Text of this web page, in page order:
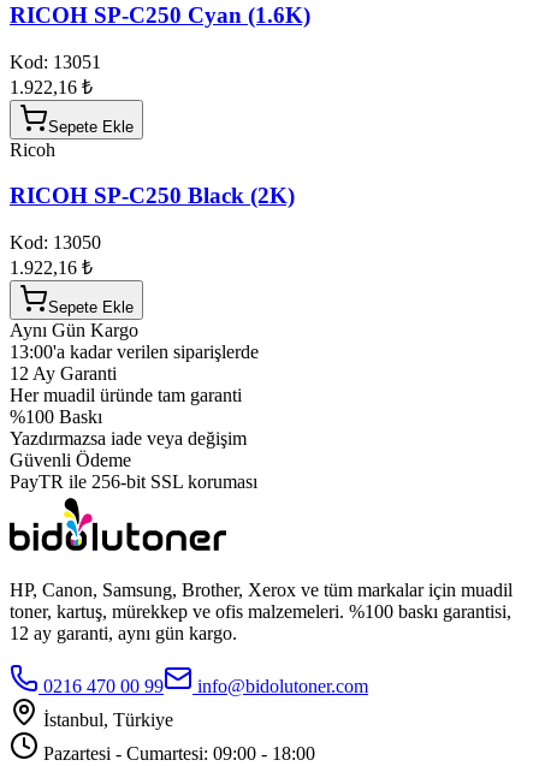
RICOH SP-C250 Cyan (1.6K)
Kod: 13051
1.922,16 ₺
Sepete Ekle
Ricoh
RICOH SP-C250 Black (2K)
Kod: 13050
1.922,16 ₺
Sepete Ekle
Aynı Gün Kargo
13:00'a kadar verilen siparişlerde
12 Ay Garanti
Her muadil üründe tam garanti
%100 Baskı
Yazdırmazsa iade veya değişim
Güvenli Ödeme
PayTR ile 256-bit SSL koruması
HP, Canon, Samsung, Brother, Xerox ve tüm markalar için muadil
toner, kartuş, mürekkep ve ofis malzemeleri. %100 baskı garantisi,
12 ay garanti, aynı gün kargo.
0216 470 00 99
info@bidolutoner.com
İstanbul, Türkiye
Pazartesi - Cumartesi: 09:00 - 18:00